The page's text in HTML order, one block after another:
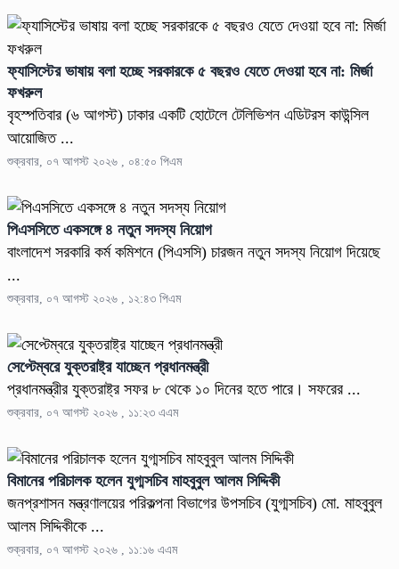
ফ্যাসিস্টের ভাষায় বলা হচ্ছে সরকারকে ৫ বছরও যেতে দেওয়া হবে না: মির্জা
ফখরুল
বৃহস্পতিবার (৬ আগস্ট) ঢাকার একটি হোটেলে টেলিভিশন এডিটরস কাউন্সিল
আয়োজিত ...
শুক্রবার, ০৭ আগস্ট ২০২৬ , ০৪:৫০ পিএম
পিএসসিতে একসঙ্গে ৪ নতুন সদস্য নিয়োগ
বাংলাদেশ সরকারি কর্ম কমিশনে (পিএসসি) চারজন নতুন সদস্য নিয়োগ দিয়েছে
...
শুক্রবার, ০৭ আগস্ট ২০২৬ , ১২:৪৩ পিএম
সেপ্টেম্বরে যুক্তরাষ্ট্র যাচ্ছেন প্রধানমন্ত্রী
প্রধানমন্ত্রীর যুক্তরাষ্ট্র সফর ৮ থেকে ১০ দিনের হতে পারে। সফরের ...
শুক্রবার, ০৭ আগস্ট ২০২৬ , ১১:২৩ এএম
বিমানের পরিচালক হলেন যুগ্মসচিব মাহবুবুল আলম সিদ্দিকী
জনপ্রশাসন মন্ত্রণালয়ের পরিকল্পনা বিভাগের উপসচিব (যুগ্মসচিব) মো. মাহবুবুল
আলম সিদ্দিকীকে ...
শুক্রবার, ০৭ আগস্ট ২০২৬ , ১১:১৬ এএম